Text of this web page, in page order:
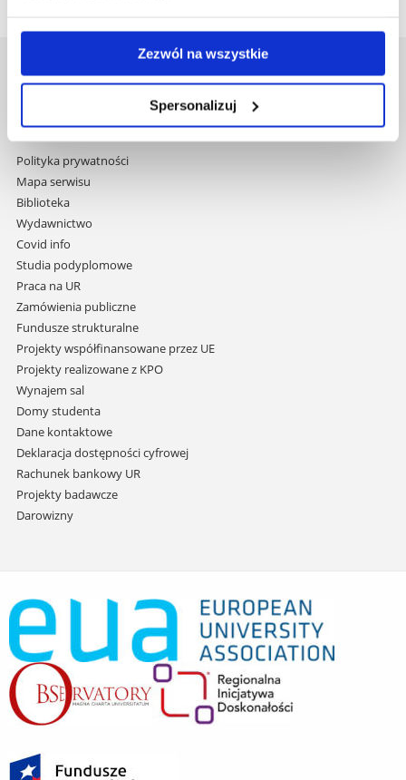
Zezwól na wszystkie
Spersonalizuj
Uniwersytet Rzeszowski
Al. Tadeusza Rejtana 16C
35-959 Rzeszów
Pomiń
nawigację
i
przejdź
do
treści
Polityka prywatności
Mapa serwisu
Biblioteka
Wydawnictwo
Covid info
Studia podyplomowe
Praca na UR
Zamówienia publiczne
Fundusze strukturalne
Projekty współfinansowane przez UE
Projekty realizowane z KPO
Wynajem sal
Domy studenta
Dane kontaktowe
Deklaracja dostępności cyfrowej
Rachunek bankowy UR
Projekty badawcze
Darowizny